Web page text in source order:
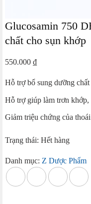
Glucosamin 750
chất cho sụn khớp
550.000 ₫
Hỗ trợ bổ sung dưỡng
Hỗ trợ giúp làm trơn khớp,
Giảm triệu chứng của
Trạng thái: Hết hàng
Danh mục: Z Dược Phẩm